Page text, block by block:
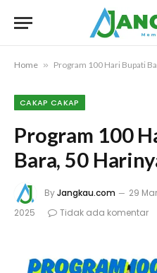
Home » Program 100 Hari Bupati
CAKAP CAKAP
Program 100
Bara, 50
ByJangkau.com 29
2025
Tidak ada komentar